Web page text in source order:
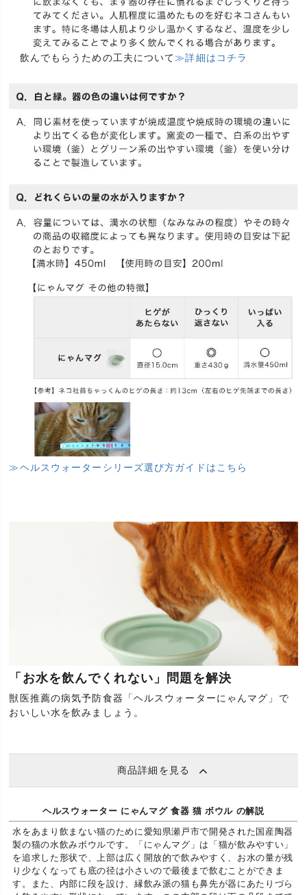
飲んでもらうための工夫について≫詳細はコチラ
≫ヘルスウォーターシリーズ選び方ガイドはこちら
「お水を飲んでくれない」問題を解決
獣医推薦の病気予防食器「ヘルスウォーターにゃんマグ」で
おいしい水を飲みましょう。
商品詳細を見る
ヘルスウォーター にゃんマグ 食器 猫 ボウル の解説
水をあまり飲まない猫のために愛知県瀬戸市で開発された国産陶器
製の猫の水飲みボウルです。「にゃんマグ」は「猫が飲みやすい」
を追求した形状で、上部は広く開放的で飲みやすく、お水の量が残
り少なくなっても底の径は小さいので最後まで飲むことができま
す。また、内部に段を設け、縁飲み派の猫も鼻先が器にあたりづら